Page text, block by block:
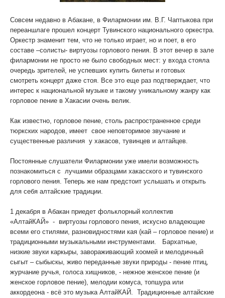
Совсем недавно в Абакане, в Филармонии им. В.Г. Чаптыкова при
переаншлаге прошел концерт Тувинского национального оркестра.
Оркестр знаменит тем, что не только играет, но и поет, в его
составе –солисты- виртуозы горлового пения. В этот вечер в зале
филармонии не просто не было свободных мест: у входа стояла
очередь зрителей, не успевших купить билеты и готовых
смотреть концерт даже стоя. Все это еще раз подтверждает, что
интерес к национальной музыке и такому уникальному жанру как
горловое пение в Хакасии очень велик.
Как известно, горловое пение, столь распространенное среди
тюркских народов, имеет свое неповторимое звучание и
существенные различия у хакасов, тувинцев и алтайцев.
Постоянные слушатели Филармонии уже имели возможность
познакомиться с лучшими образцами хакасского и тувинского
горлового пения. Теперь же нам предстоит услышать и открыть
для себя алтайские традиции.
1 декабря в Абакан приедет фольклорный коллектив
«АлтайКАЙ» - виртуозы горлового пения, искусно владеющие
всеми его стилями, разновидностями кая (кай – горловое пение) и
традиционными музыкальными инструментами. Бархатные,
низкие звуки каркыры, завораживающий хоомей и мелодичный
сыгыт – сыбыскы, живо переданные звуки природы - пение птиц,
журчание ручья, голоса хищников, - нежное женское пение (и
женское горловое пение), мелодии комуса, топшура или
аккордеона - всё это музыка АлтайКАЙ. Традиционные алтайские